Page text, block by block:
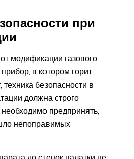
при
модификации газового
в котором горит
техника безопасности в
должна строго
предпринять,
непоправимых